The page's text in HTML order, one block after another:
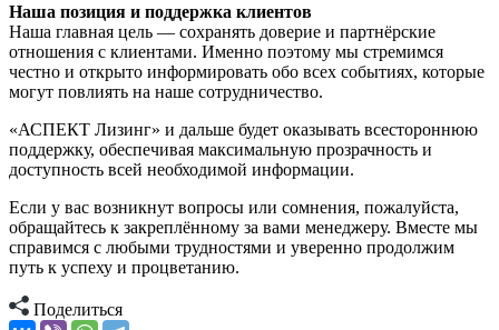
Наша позиция и поддержка клиентов
Наша главная цель — сохранять доверие и партнёрские
отношения с клиентами. Именно поэтому мы стремимся
честно и открыто информировать обо всех событиях, которые
могут повлиять на наше сотрудничество.
«АСПЕКТ Лизинг» и дальше будет оказывать всестороннюю
поддержку, обеспечивая максимальную прозрачность и
доступность всей необходимой информации.
Если у вас возникнут вопросы или сомнения, пожалуйста,
обращайтесь к закреплённому за вами менеджеру. Вместе мы
справимся с любыми трудностями и уверенно продолжим
путь к успеху и процветанию.
Поделиться